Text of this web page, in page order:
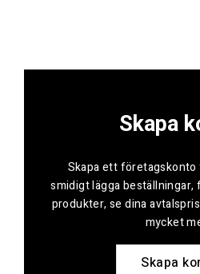
Skapa
Skapa ett
smidigt lägga
produkter, se dina
mycket
Skapa